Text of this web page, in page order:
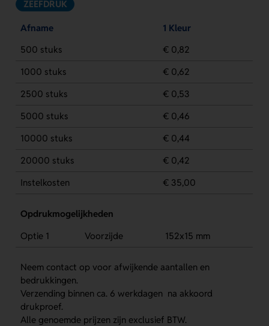
ZEEFDRUK
Afname
1 Kleur
500 stuks
€ 0,82
1000 stuks
€ 0,62
2500 stuks
€ 0,53
5000 stuks
€ 0,46
10000 stuks
€ 0,44
20000 stuks
€ 0,42
Instelkosten
€ 35,00
Opdrukmogelijkheden
Optie 1
Voorzijde 152x15 mm
Neem contact op voor afwijkende aantallen en
bedrukkingen.
Verzending binnen ca. 6 werkdagen na akkoord
drukproef.
Alle genoemde prijzen zijn exclusief BTW.